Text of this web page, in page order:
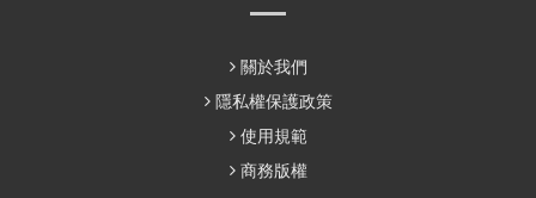
關於我們
隱私權保護政策
使用規範
商務版權